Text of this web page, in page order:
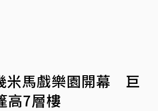
米馬戲樂園開幕 巨
高7層樓